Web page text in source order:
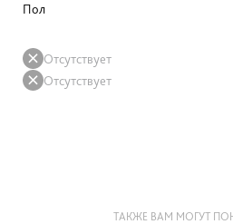
Пол
Отсутствует
Отсутствует
ТАКЖЕ ВАМ МОГУТ